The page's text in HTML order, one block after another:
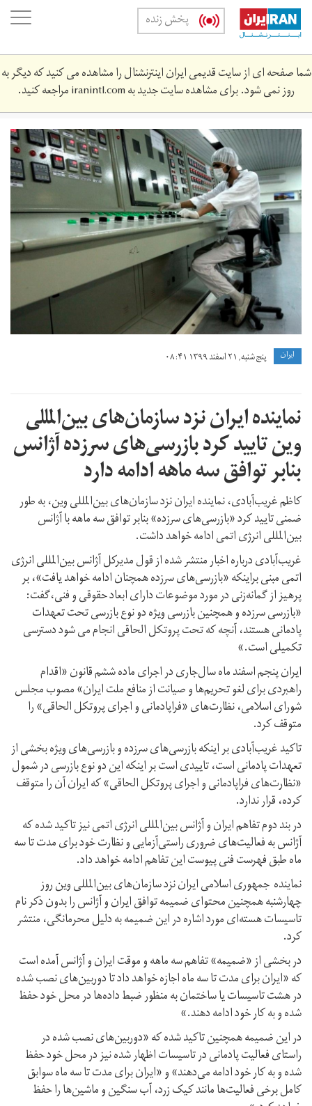
Skip
main
content
پخش زنده
شما صفحه ای از سایت قدیمی ایران اینترنشنال را مشاهده می کنید که دیگر به
روز نمی شود. برای مشاهده سایت جدید بهiranintl.comمراجعه کنید.
n-
i-
2332-
22.‎2.‎2021-
35448.jpg
ايران پنج شنبه, ۲۱ اسفند ۱۳۹۹ ۰۸:۴۱
نماینده ایران نزد سازمان‌‌های بین‌المللی
وین تایید کرد بازرسی‌های سرزده آژانس
بنابر توافق سه ماهه ادامه دارد
کاظم غریب‌آبادی، نماینده ایران نزد سازمان‌های بین‌المللی وین، به طور
ضمنی تایید کرد «بازرسی‌های سرزده» بنابر توافق سه ماهه با آژانس
بین‌المللی انرژی اتمی ادامه خواهد داشت.
غریب‌آبادی درباره اخبار منتشر شده از قول مدیرکل آژانس بین‌المللی انرژی
اتمی مبنی براینکه «بازرسی‌های سرزده همچنان ادامه خواهد یافت»، بر
پرهیز از گمانه‌زنی در مورد موضوعات دارای ابعاد حقوقی ‌و فنی،گفت:
«بازرسی سرزده و همچنین بازرسی ویژه دو نوع بازرسی تحت تعهدات
پادمانی هستند، آنچه که تحت پروتکل الحاقی انجام می شود دسترسی
تکمیلی است.»
ایران پنجم اسفند ماه سال‌جاری در اجرای ماده ششم قانون «اقدام
راهبردی برای لغو تحریم‌ها و صیانت از منافع ملت ایران» مصوب مجلس
شورای اسلامی، نظارت‌های «فراپادمانی و اجرای پروتکل الحاقی» را
متوقف کرد.
تاکید غریب‌آبادی بر اینکه بازرسی‌های سرزده و بازرسی‌های ویژه بخشی از
تعهدات پادمانی است، تاییدی است بر اینکه این دو نوع بازرسی‌ در شمول
«نظارت‌های فراپادمانی و اجرای پروتکل الحاقی» که ایران آن را متوقف
کرده، قرار ندارد.
در بند دوم تفاهم ایران و آژانس بین‌المللی انرژی اتمی نیز تاکید شده که
آژانس به فعالیت‌های ضروری راستی‌آزمایی و نظارت خود برای مدت تا سه
ماه طبق فهرست فنی پیوست این تفاهم ادامه خواهد داد.
نماینده جمهوری اسلامی ایران نزد سازمان‌های بین‌المللی وین روز
چهارشنبه همچنین محتوای ضمیمه توافق ایران و آژانس را بدون ذکر نام
تاسیسات هسته‌ای مورد اشاره در این ضمیمه به دلیل محرمانگی، منتشر
کرد.
در بخشی از «ضمیمه» تفاهم سه ماهه و موقت ایران و آژانس آمده است
که «ایران برای مدت تا سه ماه اجازه خواهد داد تا دوربین‌های نصب شده
در هشت تاسیسات یا ساختمان به منظور ضبط داده‌ها در محل خود حفظ
شده و به کار خود ادامه دهند.»
در این ضمیمه همچنین تاکید شده که «دوربین‌های نصب شده در
راستای فعالیت پادمانی در تاسیسات اظهار شده نیز در محل خود حفظ
شده و به کار خود ادامه می‌دهند» و «ایران برای مدت تا سه ماه سوابق
کامل برخی فعالیت‌ها مانند کیک زرد، آب سنگین و ماشین‌ها را حفظ